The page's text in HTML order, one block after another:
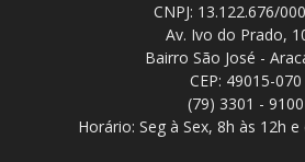
CNPJ: 13.122.676/
Av. Ivo do Prado,
Bairro São José -
CEP: 49015-070
(79) 3301 - 9100
Horário: Seg à Sex, 8h às 12h